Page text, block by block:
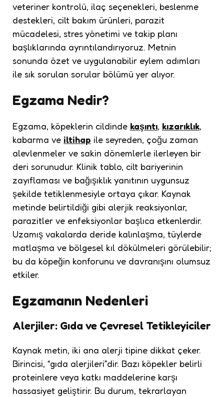
veteriner kontrolü, ilaç seçenekleri, beslenme
destekleri, cilt bakım ürünleri, parazit
mücadelesi, stres yönetimi ve takip planı
başlıklarında ayrıntılandırıyoruz. Metnin
sonunda özet ve uygulanabilir eylem adımları
ile sık sorulan sorular bölümü yer alıyor.
Egzama Nedir?
Egzama, köpeklerin cildinde kaşıntı, kızarıklık,
kabarma ve iltihap ile seyreden, çoğu zaman
alevlenmeler ve sakin dönemlerle ilerleyen bir
deri sorunudur. Klinik tablo, cilt bariyerinin
zayıflaması ve bağışıklık yanıtının uygunsuz
şekilde tetiklenmesiyle ortaya çıkar. Kaynak
metinde belirtildiği gibi alerjik reaksiyonlar,
parazitler ve enfeksiyonlar başlıca etkenlerdir.
Uzamış vakalarda deride kalınlaşma, tüylerde
matlaşma ve bölgesel kıl dökülmeleri görülebilir;
bu da köpeğin konforunu ve davranışını olumsuz
etkiler.
Egzamanın Nedenleri
Alerjiler: Gıda ve Çevresel Tetikleyiciler
Kaynak metin, iki ana alerji tipine dikkat çeker.
Birincisi, “gıda alerjileri”dir. Bazı köpekler belirli
proteinlere veya katkı maddelerine karşı
hassasiyet geliştirir. Bu durum, tekrarlayan